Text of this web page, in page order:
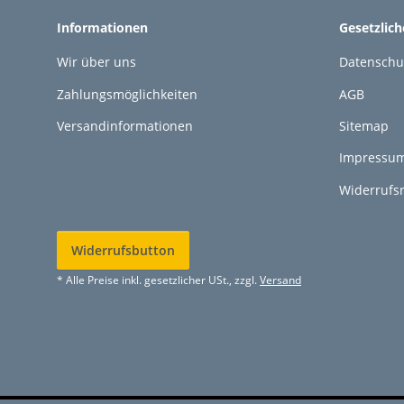
Informationen
Wir über uns
Zahlungsmöglichkeiten
Versandinformationen
AGB
Sitemap
Widerrufsbutton
* Alle Preise inkl. gesetzlicher USt., zzgl.Versand